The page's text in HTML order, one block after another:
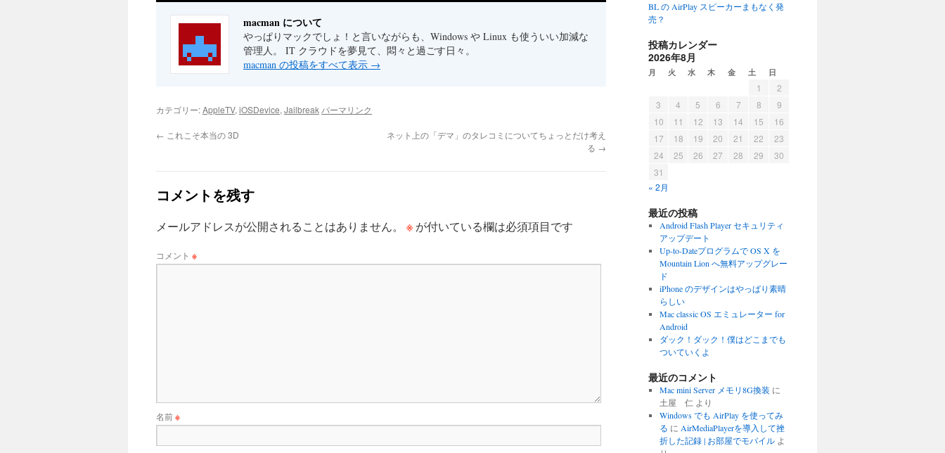
macman について
やっぱりマックでしょ！と言いながらも、Windows や Linux も使ういい加減な
管理人。 IT クラウドを夢見て、悶々と過ごす日々。
macman の投稿をすべて表示 →
カテゴリー:AppleTV, iOSDevice, Jailbreak パーマリンク
← これこそ本当の 3D
ネット上の「デマ」のタレコミについてちょっとだけ考え
る →
コメントを残す
メールアドレスが公開されることはありません。 ※ が付いている欄は必須項目です
コメント ※
名前※
BL の AirPlay スピーカーまもなく発
売？
投稿カレンダー
2026年8月
月 火 水 木 金 土 日
1
2
3
4 5 6 7 8
9
10
11 12 13 14 15
16
17
18 19 20 21 22
23
24
25 26 27 28 29
30
31
« 2月
最近の投稿
Android Flash Player セキュリティ
アップデート
Up-to-Dateプログラムで OS X を
Mountain Lion へ無料アップグレー
ド
iPhone のデザインはやっぱり素晴
らしい
Mac classic OS エミュレーター for
Android
ダック！ダック！僕はどこまでも
ついていくよ
最近のコメント
Mac mini Server メモリ8G換装 に
土屋 仁 より
Windows でも AirPlay を使ってみ
る に AirMediaPlayerを導入して挫
折した記録 | お部屋でモバイルよ